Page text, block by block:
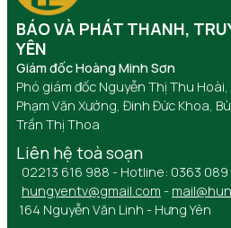
BÁO VÀ PHÁT THANH,
YÊN
Giám đốc Hoàng Minh Sơn
Phó giám đốc Nguyễn Thị Thu Hoài,
Phạm Văn Xướng, Đinh Đức Khoa,
Trần Thị Thoa
Liên hệ toà soạn
02213 616 988 - Hotline: 0363
hungyentv@gmail.com -
164 Nguyễn Văn Linh - Hưng Yên